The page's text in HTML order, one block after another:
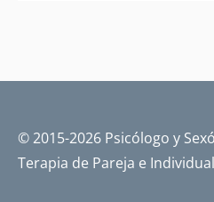
© 2015-2026 Psicólogo y
Terapia de Pareja e